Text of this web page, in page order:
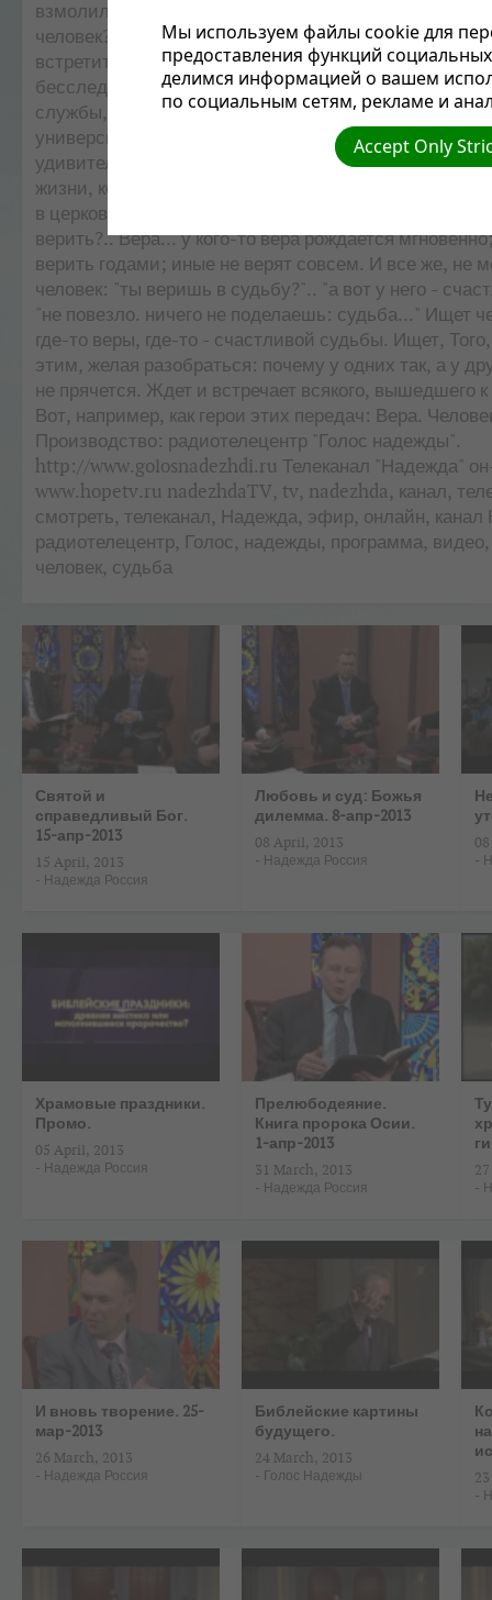
взмолился Богу. Откуда берется вера? Что с ней
человек? Как изменится в дальнейшем его судьба?
встретиться с Богом? Для любого из нас встреча с
бесследно. И не важно что ты за человек: полковник
службы, сотрудник МВД, криминальный авторитет
университета. У каждого из нас своя судьба -
удивительная... Живем, живем и вдруг - начинаем
жизни, копаться в себе: кто я? я - атеист? верить
в церковь или не пойти? а вдруг не поможет? тогда
верить?.. Вера... у кого-то вера рождается
верить годами; иные не верят совсем. И все же, не
человек: "ты веришь в судьбу?".. "а вот у него -
"не повезло. ничего не поделаешь: судьба..." Ищет
где-то веры, где-то - счастливой судьбы. Ищет,
этим, желая разобраться: почему у одних так, а у
не прячется. Ждет и встречает всякого, вышедшего
Вот, например, как герои этих передач: Вера.
Производство: радиотелецентр "Голос надежды".
http://www.golosnadezhdi.ru Телеканал "Надежда"
www.hopetv.ru nadezhdaTV, tv, nadezhda, канал,
смотреть, телеканал, Надежда, эфир, онлайн,
радиотелецентр, Голос, надежды, программа, видео,
человек, судьба
Святой и
справедливый Бог.
15-апр-2013
15 April, 2013
- Надежда Россия
Любовь и суд: Божья
дилемма. 8-апр-2013
08 April, 2013
- Надежда Россия -
Храмовые праздники.
Промо.
05 April, 2013
- Надежда Россия
Прелюбодеяние.
Книга пророка Осии.
1-апр-2013
31 March, 2013
- Надежда Россия -
И вновь творение. 25-
мар-2013
26 March, 2013
- Надежда Россия
Библейские картины
будущего.
24 March, 2013
- Голос Надежды
-
Мы используем файлы cookie для
предоставления функций
делимся информацией о вашем
по социальным сетям, рекламе и
Accept Only